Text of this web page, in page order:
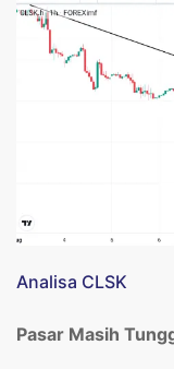
Analisa CLSK
Pasar Masih